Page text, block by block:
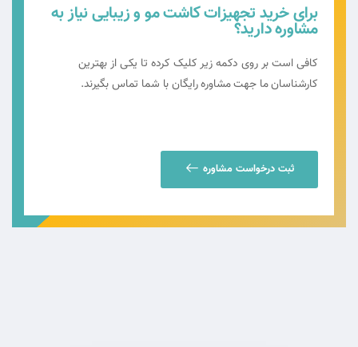
برای خرید تجهیزات کاشت مو و زیبایی نیاز به
مشاوره دارید؟
کافی است بر روی دکمه زیر کلیک کرده تا یکی از بهترین
کارشناسان ما جهت مشاوره رایگان با شما تماس بگیرند.
ثبت درخواست مشاوره